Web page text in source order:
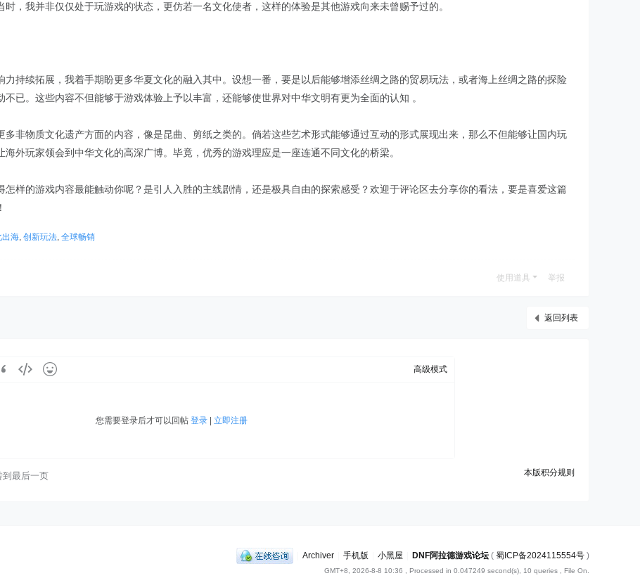
，我并非仅仅处于玩游戏的状态，更仿若一名文化使者，这样的体验是其他游戏向来未曾赐予过的。
力持续拓展，我着手期盼更多华夏文化的融入其中。设想一番，要是以后能够增添丝绸之路的贸易玩法，或者海上丝绸之路的探险
已。这些内容不但能够于游戏体验上予以丰富，还能够使世界对中华文明有更为全面的认知 。
多非物质文化遗产方面的内容，像是昆曲、剪纸之类的。倘若这些艺术形式能够通过互动的形式展现出来，那么不但能够让国内玩
外玩家领会到中华文化的高深广博。毕竟，优秀的游戏理应是一座连通不同文化的桥梁。
怎样的游戏内容最能触动你呢？是引人入胜的主线剧情，还是极具自由的探索感受？欢迎于评论区去分享你的看法，要是喜爱这篇
出海, 创新玩法, 全球畅销
使用道具 举报
返回列表
高级模式
您需要登录后才可以回帖 登录| 立即注册
本版积分规则
到最后一页
Archiver 手机版 小黑屋 DNF阿拉德游戏论坛 ( 蜀ICP备2024115554号 )
GMT+8, 2026-8-8 10:36 , Processed in 0.047249 second(s), 10 queries , File On.